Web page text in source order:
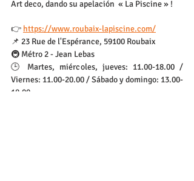
Art deco, dando su apelación  « La Piscine » !
👉 https://www.roubaix-lapiscine.com/
📌 23 Rue de l'Espérance, 59100 Roubaix
🚇 Métro 2 - Jean Lebas
🕒 Martes, miércoles, jueves: 11.00-18.00 /
Viernes: 11.00-20.00 / Sábado y domingo: 13.00-
18.00